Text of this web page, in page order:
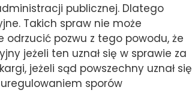
publicznej. Dlatego
Takich spraw nie może
pozwu z tego powodu, że
jeżeli ten uznał się w sprawie za
jeżeli sąd powszechny uznał się
sporów